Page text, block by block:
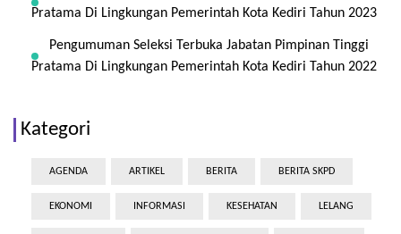
Pratama Di Lingkungan Pemerintah Kota Kediri Tahun 2023
Pengumuman Seleksi Terbuka Jabatan Pimpinan Tinggi
Pratama Di Lingkungan Pemerintah Kota Kediri Tahun 2022
Kategori
AGENDA ARTIKEL BERITA BERITA SKPD
EKONOMI INFORMASI KESEHATAN LELANG